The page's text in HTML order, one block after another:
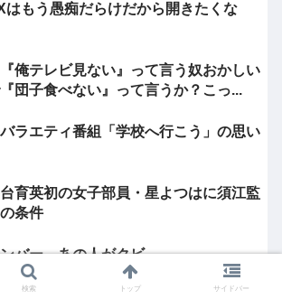
はもう愚痴だらけだから開きたくな
『俺テレビ見ない』って言う奴おかしい
団子食べない』って言うか？こっ...
バラエティ番組「学校へ行こう」の思い
台育英初の女子部員・星よつはに須江監
条件
バー、あの人がクビ
検索 トップ サイドバー